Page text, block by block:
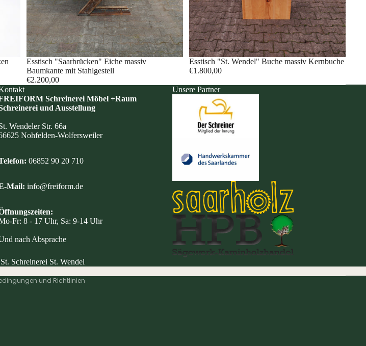
Esstisch "Saarbrücken" Eiche massiv
Baumkante mit Stahlgestell
€2.200,00
Esstisch "St. Wendel" Buche massiv Kernbuche
€1.800,00
Schreinerei Möbel +Raum
und Ausstellung
Wendeler Str. 66a
Nohfelden-Wolfersweiler
06852 90 20 710
Mail: info@freiform.de
Fr: 8 - 17 Uhr, Sa: 9-14 Uhr
nach Absprache
Unsere Partner
Schreinerei St. Wendel
und Richtlinien